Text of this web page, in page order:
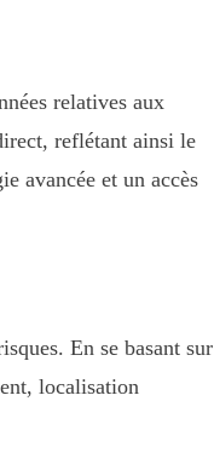
relatives aux
reflétant ainsi le
avancée et un accès
En se basant sur
localisation